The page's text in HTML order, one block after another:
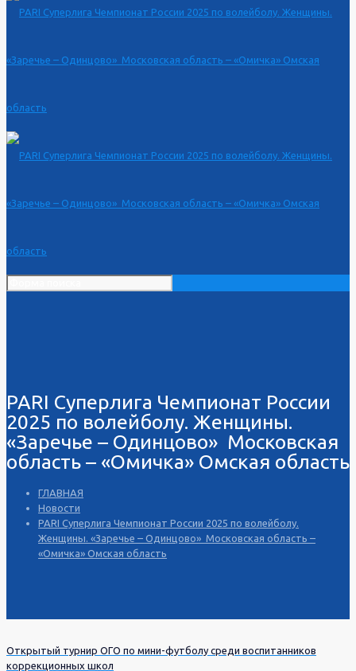
PARI Суперлига Чемпионат России
2025 по волейболу. Женщины.
«Заречье – Одинцово» Московская
область – «Омичка» Омская область
ГЛАВНАЯ
Новости
PARI Суперлига Чемпионат России 2025 по волейболу.
Женщины. «Заречье – Одинцово» Московская область –
«Омичка» Омская область
Открытый турнир ОГО по мини-футболу среди воспитанников
коррекционных школ